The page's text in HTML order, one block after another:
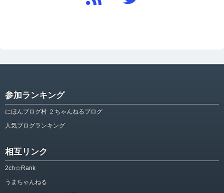
参加ランキング
にほんブログ村 ２ちゃんねるブログ
人気ブログランキング
相互リンク
2ch☆Rank
うまちゃんねる